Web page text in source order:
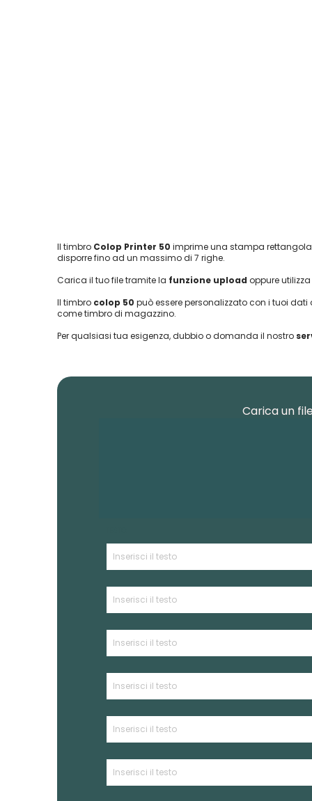
Vai
all'inizio
galleria
immagini
Il timbro Colop Printer 50 imprime una stampa
disporre fino ad un massimo di 7 righe.
Carica il tuo file tramite la funzione upload oppure
Il timbro colop 50 può essere personalizzato con i tuoi
come timbro di magazzino.
Per qualsiasi tua esigenza, dubbio o domanda il nostro
Carica un